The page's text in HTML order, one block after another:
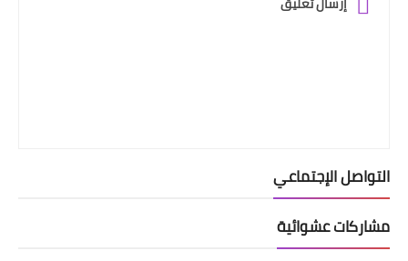
التواصل الإجتماعي
مشاركات عشوائية